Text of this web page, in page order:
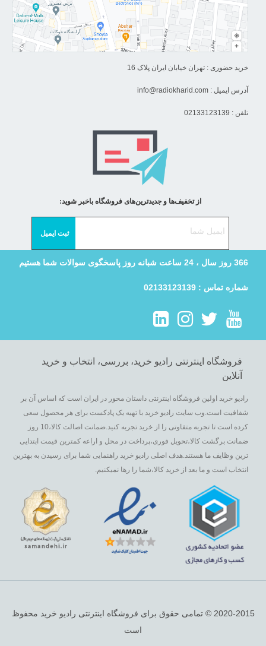
خرید حضوری : تهران خیابان ایران پلاک 16
آدرس ایمیل : info@radiokharid.com
تلفن : 02133123139
366 روز سال ، 24 ساعت شبانه روز پاسخگوی سوالات شما هستیم
شماره تماس : 02133123139
از تخفیف‌ها و جدیدترین‌های فروشگاه باخبر شوید:
فروشگاه اینترنتی رادیو خرید، بررسی، انتخاب و خرید
آنلاین
رادیو خرید اولین فروشگاه اینترنتی داستان محور در ایران است که اساس آن بر
شفافیت است.وب سایت رادیو خرید با تهیه یک پادکست برای هر محصول سعی
کرده است تا تجربه متفاوتی را از خرید تجربه کنید.ضمانت اصالت کالا،10 روز
ضمانت برگشت کالا،تحویل فوری،پرداخت در محل و اراعه کمترین قیمت ابتدایی
ترین وظایف ما هستند.هدف اصلی رادیو خرید راهنمایی شما برای رسیدن به بهترین
انتخاب است و ما بعد از خرید کالا،شما را رها نمیکنیم.
2020-2015 © تمامی حقوق برای فروشگاه اینترنتی رادیو خرید محفوظ
است